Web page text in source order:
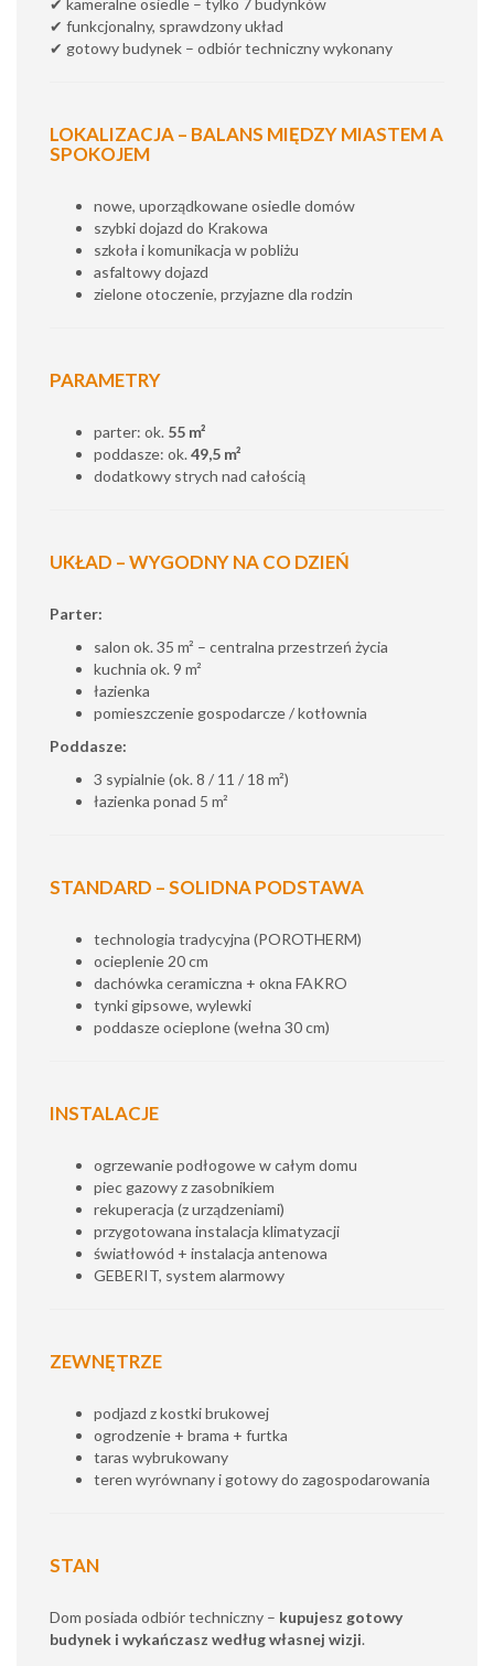
✔ kameralne osiedle – tylko 7 budynków
✔ funkcjonalny, sprawdzony układ
✔ gotowy budynek – odbiór techniczny wykonany
LOKALIZACJA – BALANS MIĘDZY MIASTEM A
SPOKOJEM
nowe, uporządkowane osiedle domów
szybki dojazd do Krakowa
szkoła i komunikacja w pobliżu
asfaltowy dojazd
zielone otoczenie, przyjazne dla rodzin
PARAMETRY
parter: ok. 55 m²
poddasze: ok. 49,5 m²
dodatkowy strych nad całością
UKŁAD – WYGODNY NA CO DZIEŃ
Parter:
salon ok. 35 m² – centralna przestrzeń życia
kuchnia ok. 9 m²
łazienka
pomieszczenie gospodarcze / kotłownia
Poddasze:
3 sypialnie (ok. 8 / 11 / 18 m²)
łazienka ponad 5 m²
STANDARD – SOLIDNA PODSTAWA
technologia tradycyjna (POROTHERM)
ocieplenie 20 cm
dachówka ceramiczna + okna FAKRO
tynki gipsowe, wylewki
poddasze ocieplone (wełna 30 cm)
INSTALACJE
ogrzewanie podłogowe w całym domu
piec gazowy z zasobnikiem
rekuperacja (z urządzeniami)
przygotowana instalacja klimatyzacji
światłowód + instalacja antenowa
GEBERIT, system alarmowy
ZEWNĘTRZE
podjazd z kostki brukowej
ogrodzenie + brama + furtka
taras wybrukowany
teren wyrównany i gotowy do zagospodarowania
STAN
Dom posiada odbiór techniczny – kupujesz gotowy
budynek i wykańczasz według własnej wizji.